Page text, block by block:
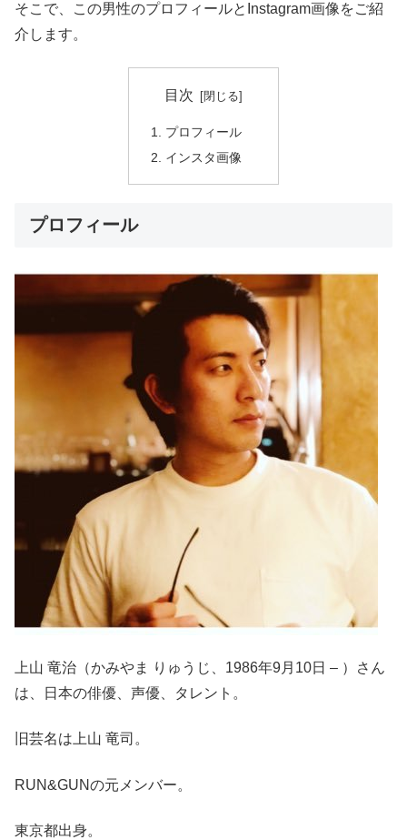
そこで、この男性のプロフィールとInstagram画像をご紹
介します。
目次
プロフィール
インスタ画像
プロフィール
上山 竜治（かみやま りゅうじ、1986年9月10日 – ）さん
は、日本の俳優、声優、タレント。
旧芸名は上山 竜司。
RUN&GUNの元メンバー。
東京都出身。